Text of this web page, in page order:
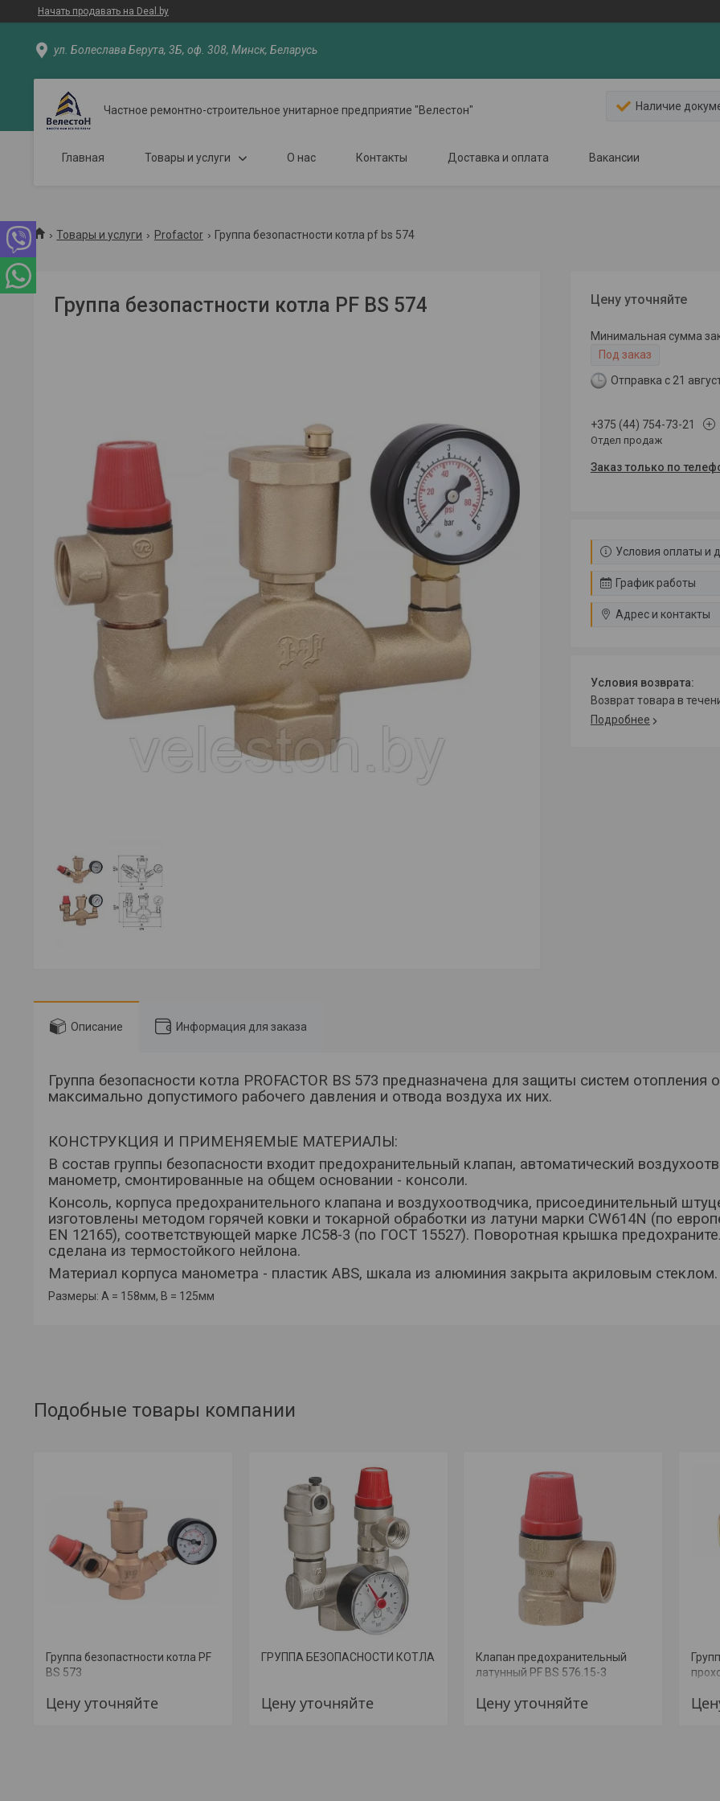
Начать продавать на Deal.by
ул. Болеслава Берута, 3Б, оф. 308, Минск, Беларусь
Частное ремонтно-строительное унитарное предприятие "Велестон" Наличие
Главная Товары и услуги О нас Контакты Доставка и оплата Вакансии
Товары и услуги Profactor Группа безопастности котла pf bs 574
Группа безопастности котла PF BS 574 Цену уточняйте
Минимальная сумма
Под заказ
Отправка с 21
+375 (44) 754-73-21
Отдел продаж
Заказ только по
Условия оплаты и
График работы
Адрес и контакты
возврат товара в
Подробнее
Описание Информация для заказа
Группа безопасности котла PROFACTOR BS 573 предназначена для защиты систем отопления
максимально допустимого рабочего давления и отвода воздуха их них.
КОНСТРУКЦИЯ И ПРИМЕНЯЕМЫЕ МАТЕРИАЛЫ:
В состав группы безопасности входит предохранительный клапан, автоматический
манометр, смонтированные на общем основании - консоли.
Консоль, корпуса предохранительного клапана и воздухоотводчика, присоединительный
изготовлены методом горячей ковки и токарной обработки из латуни марки CW614N (по
EN 12165), соответствующей марке ЛС58-3 (по ГОСТ 15527). Поворотная крышка
сделана из термостойкого нейлона.
Материал корпуса манометра - пластик ABS, шкала из алюминия закрыта акриловым стеклом.
Размеры: А = 158мм, В = 125мм
Подобные товары компании
Группа безопастности котла PF
BS 573
Цену уточняйте
ГРУППА БЕЗОПАСНОСТИ КОТЛА
Цену уточняйте
Клапан предохранительный
латунный PF BS 576.15-3
Цену уточняйте